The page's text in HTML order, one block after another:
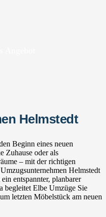
Helmstedt
Beginn eines neuen
Zuhause oder als
– mit der richtigen
Helmstedt
entspannter, planbarer
begleitet Elbe Umzüge Sie
letzten Möbelstück am neuen